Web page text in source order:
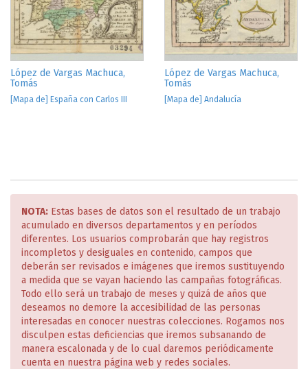
López de Vargas Machuca,
Tomás
[Mapa de] España con Carlos III
López de Vargas Machuca,
Tomás
[Mapa de] Andalucía
NOTA: Estas bases de datos son el resultado de un trabajo
acumulado en diversos departamentos y en períodos
diferentes. Los usuarios comprobarán que hay registros
incompletos y desiguales en contenido, campos que
deberán ser revisados e imágenes que iremos sustituyendo
a medida que se vayan haciendo las campañas fotográficas.
Todo ello será un trabajo de meses y quizá de años que
deseamos no demore la accesibilidad de las personas
interesadas en conocer nuestras colecciones. Rogamos nos
disculpen estas deficiencias que iremos subsanando de
manera escalonada y de lo cual daremos periódicamente
cuenta en nuestra página web y redes sociales.